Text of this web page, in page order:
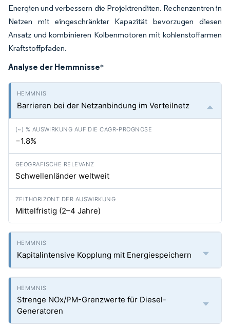
Energien und verbessern die Projektrenditen. Rechenzentren in
Netzen mit eingeschränkter Kapazität bevorzugen diesen
Ansatz und kombinieren Kolbenmotoren mit kohlenstoffarmen
Kraftstoffpfaden.
Analyse der Hemmnisse*
Barrieren bei der Netzanbindung im Verteilnetz
−1.8%
Schwellenländer weltweit
Mittelfristig (2–4 Jahre)
Kapitalintensive Kopplung mit Energiespeichern
Strenge NOx/PM-Grenzwerte für Diesel-
Generatoren